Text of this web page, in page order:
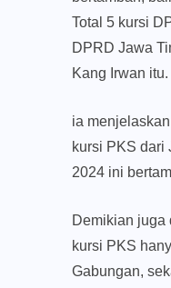
Total 5 kursi
DPRD Jawa
Kang Irwan itu.
ia
kursi PKS dari
2024 ini
Demikian juga
kursi PKS
Gabungan,